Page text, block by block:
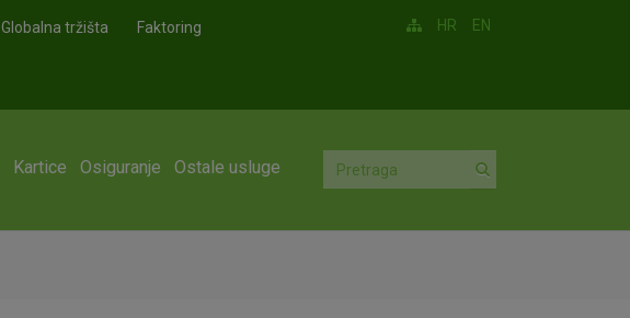
Globalna tržišta Faktoring HR EN
Kartice Osiguranje Ostale usluge